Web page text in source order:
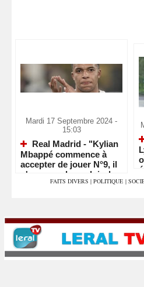
Mardi 17 Septembre 2024 -
15:03
Real Madrid - "Kylian
Mbappé commence à
accepter de jouer N°9, il
n'aura pas le couloir de
Vinicius"FAITS DIVERS | POLITIQUE |